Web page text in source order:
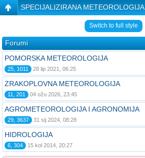
SPECIJALIZIRANA METEOROLOGIJA
Switch to full style
Forumi
POMORSKA METEOROLOGIJA
25, 1011 28 lip 2021, 06:25
ZRAKOPLOVNA METEOROLOGIJA
11, 201 04 ožu 2026, 23:45
AGROMETEOROLOGIJA I AGRONOMIJA
29, 3637 31 sij 2024, 08:28
HIDROLOGIJA
6, 304 15 kol 2014, 20:27